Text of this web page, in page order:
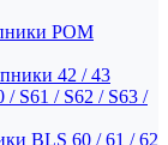
POM
42 / 43
S61 / S62 / S63 /
BLS 60 / 61 / 62